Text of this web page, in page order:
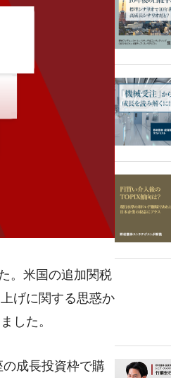
。米国の追加関税
げに関する思惑か
した。
成長投資枠で購